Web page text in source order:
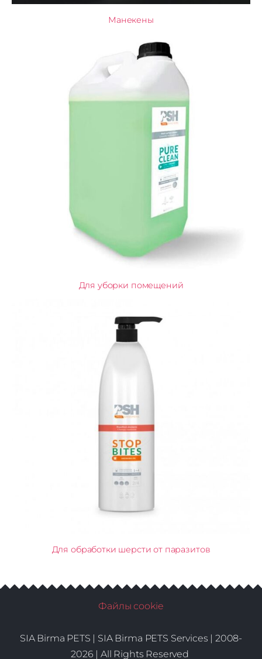
Манекены
Для уборки помещений
Для обработки шерсти от паразитов
Файлы cookie
SIA Birma PETS | SIA Birma PETS Services | 2008-
2026 | All Rights Reserved